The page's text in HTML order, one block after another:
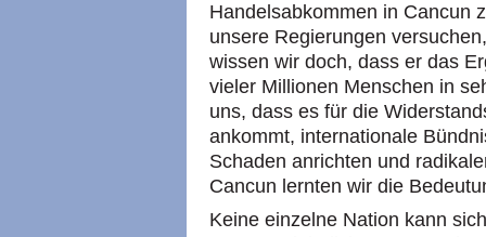
Handelsabkommen in Cancun
unsere Regierungen
wissen wir doch, dass er das
vieler Millionen Menschen in
uns, dass es für die
ankommt, internationale
Schaden anrichten und
Cancun lernten wir die
Keine einzelne Nation kann